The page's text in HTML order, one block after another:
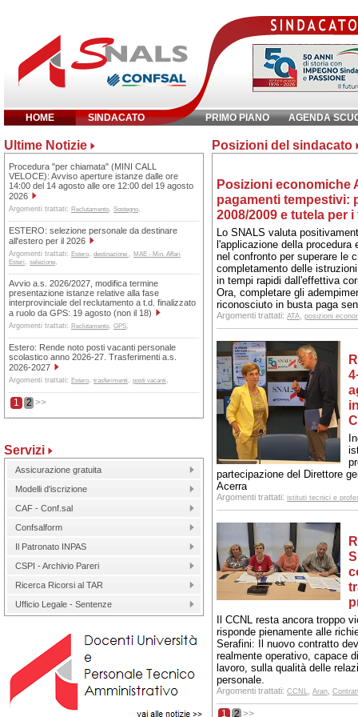
HOME SINDACATO PRIMO PIANO AGENDA
Inserisci parola chiave:
Ultime Notizie
Procedura "per chiamata" (MINI CALL
VELOCE): Avviso aperture istanze dalle ore
14:00 del 14 agosto alle ore 12:00 del 19 agosto
2026
Argomenti trattati: Reclutamento, Sostegno,
ESTERO: selezione personale da destinare
all'estero per il 2026
Argomenti trattati: Estero, destinazione , MAE - Min. Affari
Esteri, selezione,
Avvio a.s. 2026/2027, modifica termine
presentazione istanze relative alla fase
interprovinciale del reclutamento a t.d. finalizzato
a ruolo da GPS: 19 agosto (non il 18)
Argomenti trattati: Reclutamento, GPS,
Estero: Rende noto posti vacanti personale
scolastico anno 2026-27. Trasferimenti a.s.
2026-2027
Argomenti trattati: Estero, trasferimenti, posti vacanti,
1 2 >>
Servizi
Assicurazione gratuita
Modelli d'iscrizione
CAF - Conf.sal
Confsalform
Il Patronato INPAS
CSPI - Archivio Pareri
Ricerca Ricorsi al TAR
Ufficio Legale - Sentenze
Posizioni del sindacato
Posizioni economiche
pagamenti tempestivi:
2008/2009 e tutela per
Lo SNALS valuta
l'applicazione della
nel confronto per superare le
completamento delle
in tempi rapidi dall'effettiva
Ora, completare gli
riconosciuto in busta paga
Argomenti trattati: ATA posizioni
partecipazione del Direttore
Acerra
Argomenti trattati: istituti tecnici e
Il CCNL resta ancora troppo
risponde pienamente alle
Serafini: Il nuovo contratto
realmente operativo, capace
lavoro, sulla qualità delle
personale.
Argomenti trattati: CCNL Aran
1 2 >>